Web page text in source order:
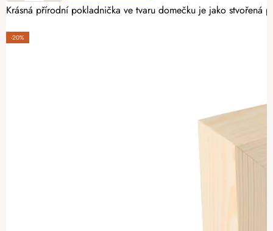
Krásná přírodní pokladnička ve tvaru domečku je jako stvořená
-20%